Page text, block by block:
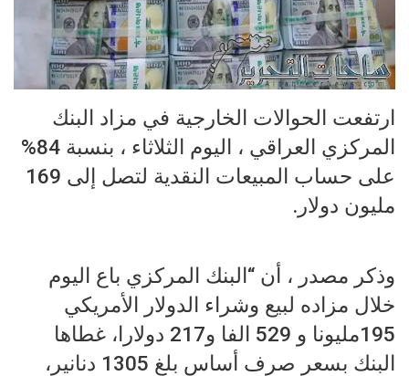
ارتفعت الحوالات الخارجية في مزاد البنك
المركزي العراقي ، اليوم الثلاثاء ، بنسبة 84%
على حساب المبيعات النقدية لتصل إلى 169
مليون دولار.
وذكر مصدر ، أن “البنك المركزي باع اليوم
خلال مزاده لبيع وشراء الدولار الأمريكي
195مليونا و 529 الفا و217 دولارا، غطاها
البنك بسعر صرف أساس بلغ 1305 دنانير،